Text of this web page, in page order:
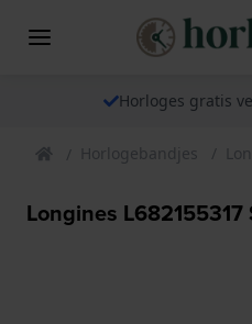
Horloges gratis
Horlogebandjes
Longines